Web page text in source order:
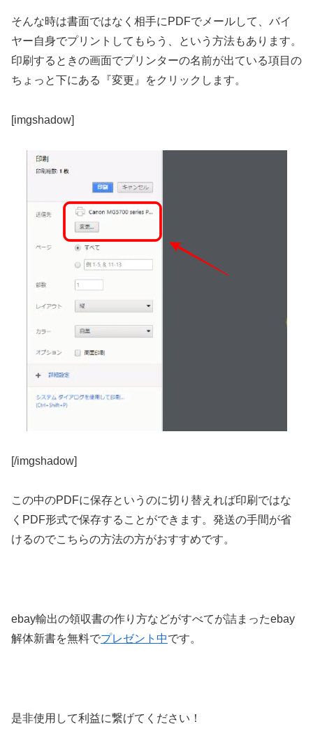
そんな時は書面ではなく相手にPDFでメールして、バイ
ヤー自身でプリントしてもらう、という方法もあります。
印刷するときの画面でプリンターの名前が出ている項目の
ちょっと下にある『変更』をクリックします。
[imgshadow]
[/imgshadow]
この中のPDFに保存というのに切り替えれば印刷ではな
くPDF形式で保存することができます。発送の手間が省
けるのでこちらの方法の方がおすすめです。
ebay輸出の領収書の作り方などがすべてが詰まったebay
解体新書を無料でプレゼント中です。
是非使用して利益に繋げてください！